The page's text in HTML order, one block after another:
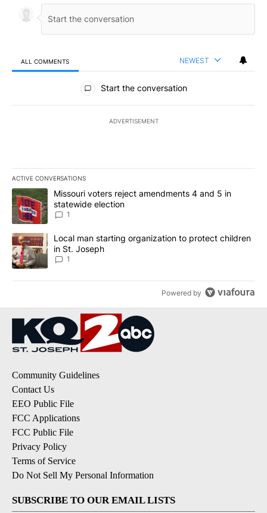
ALL COMMENTS NEWEST
All Comments
Start the conversation
ADVERTISEMENT
ACTIVE CONVERSATIONS
The following is a list of the most commented articles in the last
A trending article titled "Missouri voters reject amendments 4
Missouri voters reject amendments 4 and 5 in
statewide election
1
A trending article titled "Local man starting organization to
Local man starting organization to protect children
in St. Joseph
1
Powered by
Community Guidelines
Contact Us
EEO Public File
FCC Applications
FCC Public File
Privacy Policy
Terms of Service
Do Not Sell My Personal Information
SUBSCRIBE TO OUR EMAIL LISTS